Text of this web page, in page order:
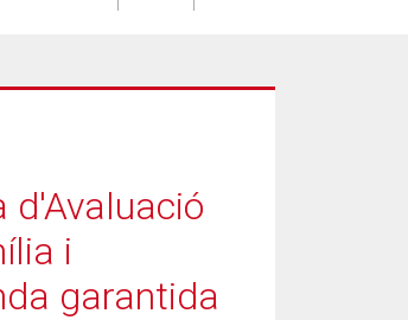
d'Avaluació
i
garantida